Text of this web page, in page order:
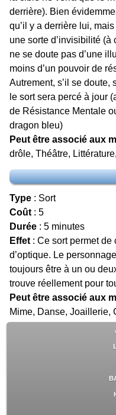
derrière). Bien
qu’il y a derrière lui,
une sorte d’invisibilité (à
ne se doute pas d’une
moins d’un pouvoir de
Autrement, s’il se
le sort sera percé à jour
de Résistance Mentale
dragon bleu)
Peut être associé aux
drôle, Théâtre,
Type : Sort
Coût : 5
Durée : 5 minutes
Effet : Ce sort permet de
d’optique. Le
toujours être à un ou
trouve réellement pour
Peut être associé aux
Mime, Danse, Joaillerie,